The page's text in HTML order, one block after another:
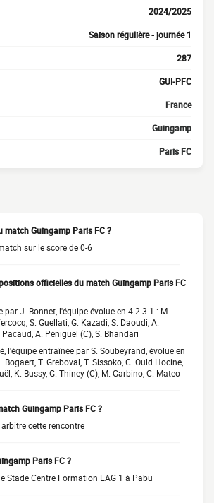
2024/2025
Saison régulière - journée 1
287
GUI-PFC
France
Guingamp
Paris FC
match Guingamp Paris FC ?
sur le score de 0-6
officielles du match Guingamp Paris FC
par J. Bonnet, l'équipe évolue en 4-2-3-1 : M.
S. Guellati, G. Kazadi, S. Daoudi, A.
Pacaud, A. Péniguel (C), S. Bhandari
l'équipe entraînée par S. Soubeyrand, évolue en
Bogaert, T. Greboval, T. Sissoko, C. Ould Hocine,
K. Bussy, G. Thiney (C), M. Garbino, C. Mateo
Guingamp Paris FC ?
cette rencontre
Paris FC ?
Stade Centre Formation EAG 1 à Pabu